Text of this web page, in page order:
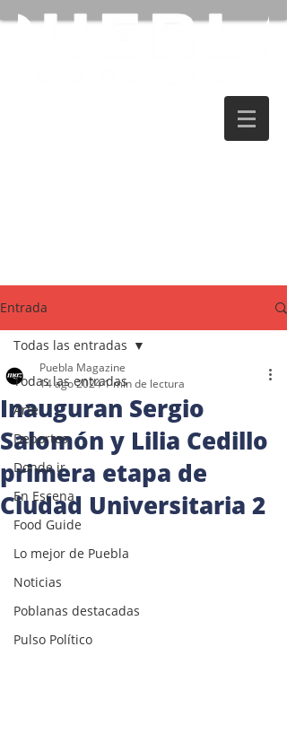
Entrada
Todas las entradas
Arte
Deportes
Donde ir
En Escena
Food Guide
Lo mejor de Puebla
Noticias
Poblanas destacadas
Pulso Político
Todas las entradas
Inauguran Sergio
Salomón y Lilia Cedillo
primera etapa de
Ciudad Universitaria 2
Puebla Magazine
14 ago 20241 min de lectura